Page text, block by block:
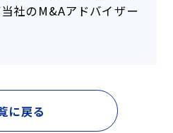
社のM&Aアドバイザー
に戻る